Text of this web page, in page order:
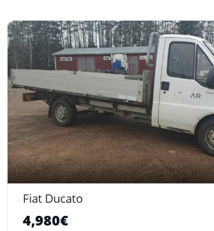
Fiat Ducato
4,980€